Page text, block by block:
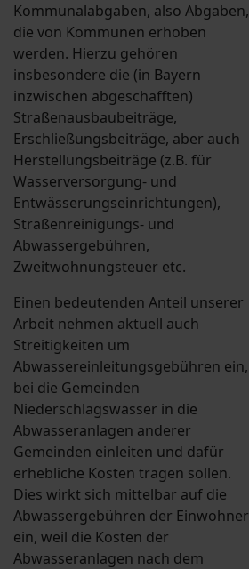
Kommunalabgaben, also Abgaben,
die von Kommunen erhoben
werden. Hierzu gehören
insbesondere die (in Bayern
inzwischen abgeschafften)
Straßenausbaubeiträge,
Erschließungsbeiträge, aber auch
Herstellungsbeiträge (z.B. für
Wasserversorgung- und
Entwässerungseinrichtungen),
Straßenreinigungs- und
Abwassergebühren,
Zweitwohnungsteuer etc.
Einen bedeutenden Anteil unserer
Arbeit nehmen aktuell auch
Streitigkeiten um
Abwassereinleitungsgebühren ein,
bei die Gemeinden
Niederschlagswasser in die
Abwasseranlagen anderer
Gemeinden einleiten und dafür
erhebliche Kosten tragen sollen.
Dies wirkt sich mittelbar auf die
Abwassergebühren der Einwohner
ein, weil die Kosten der
Abwasseranlagen nach dem